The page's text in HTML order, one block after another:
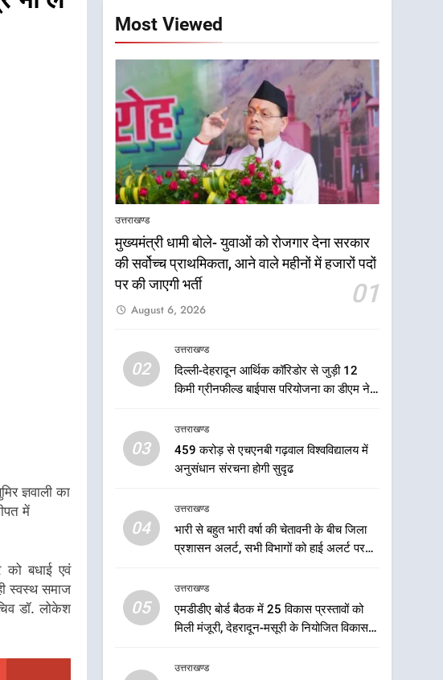
ज्ञवाली का
में
को बधाई एवं
स्वस्थ समाज
डॉ. लोकेश
Most Viewed
उत्तराखण्ड
मुख्यमंत्री धामी बोले- युवाओं को रोजगार देना सरकार
की सर्वोच्च प्राथमिकता, आने वाले महीनों में हजारों पदों
पर की जाएगी भर्ती
01
August 6, 2026
02
उत्तराखण्ड
दिल्ली-देहरादून आर्थिक कॉरिडोर से जुड़ी 12
किमी ग्रीनफील्ड बाईपास परियोजना का डीएम ने
सुनिश्चित करने के निर्देश, सुरक्षा मानकों से कोई
समझौता नहींः डीएम
03
उत्तराखण्ड
459 करोड़ से एचएनबी गढ़वाल विश्वविद्यालय में
अनुसंधान संरचना होगी सुदृढ
04
उत्तराखण्ड
भारी से बहुत भारी वर्षा की चेतावनी के बीच जिला
प्रशासन अलर्ट, सभी विभागों को हाई अलर्ट पर
05
उत्तराखण्ड
एमडीडीए बोर्ड बैठक में 25 विकास प्रस्तावों को
मिली मंजूरी, देहरादून-मसूरी के नियोजित विकास
उत्तराखण्ड
5
एमडीडीए बोर्ड बैठक में 25 विकास
प्रस्तावों को मिली मंजूरी, देहरादून-
6
मुख्यमंत्री पुष्कर सिंह धामी के
समीक्षा
7
बैरागीवाला हत्याकांड के फरार चल
उत्तराखण्ड